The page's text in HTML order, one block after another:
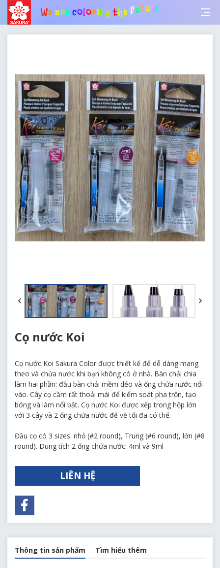
We are coloring the future
Cọ nước Koi
Cọ nước Koi Sakura Color được thiết kế để dễ dàng mang
theo và chứa nước khi bạn không có ở nhà. Bàn chải chia
làm hai phần: đầu bàn chải mềm dẻo và ống chứa nước nối
vào. Cây cọ cầm rất thoải mái để kiểm soát pha trộn, tạo
bóng và làm nổi bật. Cọ nước Koi được xếp trong hộp lớn
với 3 cây và 2 ống chứa nước để vẽ tối đa có thể.
Đầu cọ có 3 sizes: nhỏ (#2 round), Trung (#6 round), lớn (#8
round). Dung tích 2 ống chứa nước: 4ml và 9ml
LIÊN HỆ
Thông tin sản phẩm Tìm hiểu thêm